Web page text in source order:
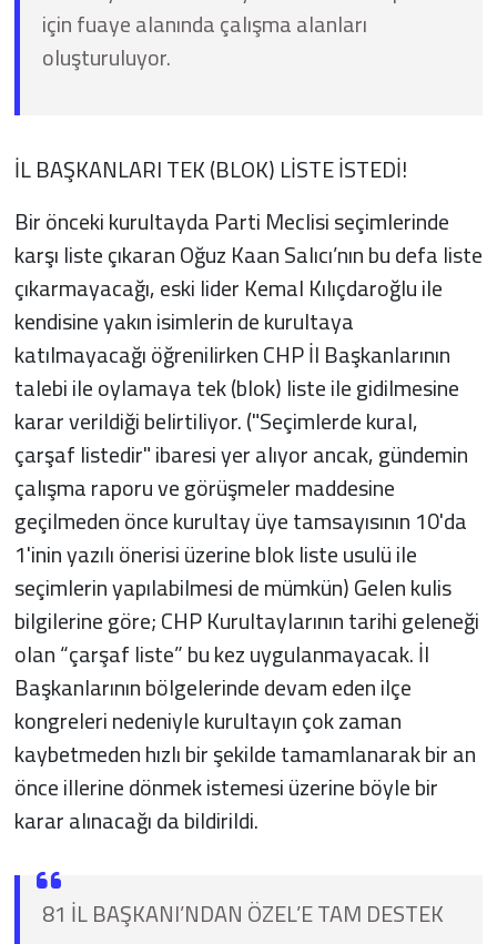
için fuaye alanında çalışma alanları
oluşturuluyor.
İL BAŞKANLARI TEK (BLOK) LİSTE İSTEDİ!
Bir önceki kurultayda Parti Meclisi seçimlerinde
karşı liste çıkaran Oğuz Kaan Salıcı’nın bu defa liste
çıkarmayacağı, eski lider Kemal Kılıçdaroğlu ile
kendisine yakın isimlerin de kurultaya
katılmayacağı öğrenilirken CHP İl Başkanlarının
talebi ile oylamaya tek (blok) liste ile gidilmesine
karar verildiği belirtiliyor. ("Seçimlerde kural,
çarşaf listedir" ibaresi yer alıyor ancak, gündemin
çalışma raporu ve görüşmeler maddesine
geçilmeden önce kurultay üye tamsayısının 10'da
1'inin yazılı önerisi üzerine blok liste usulü ile
seçimlerin yapılabilmesi de mümkün) Gelen kulis
bilgilerine göre; CHP Kurultaylarının tarihi geleneği
olan “çarşaf liste” bu kez uygulanmayacak. İl
Başkanlarının bölgelerinde devam eden ilçe
kongreleri nedeniyle kurultayın çok zaman
kaybetmeden hızlı bir şekilde tamamlanarak bir an
önce illerine dönmek istemesi üzerine böyle bir
karar alınacağı da bildirildi.
81 İL BAŞKANI’NDAN ÖZEL’E TAM DESTEK